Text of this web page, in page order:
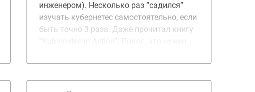
инженером). Несколько раз “садился”
изучать кубернетес самостоятельно, если
быть точно 3 раза. Даже прочитал книгу
задавать вопросы. После того как изучил
Само обучение и д/з очень понравились.